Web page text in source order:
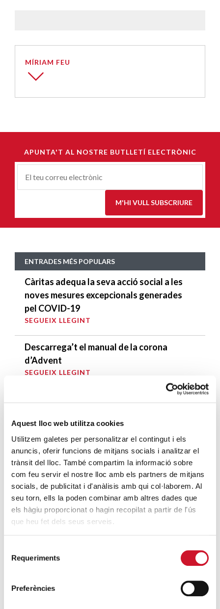
Aquest lloc web utilitza cookies
Utilitzem galetes per personalitzar el contingut i els
anuncis, oferir funcions de mitjans socials i analitzar el
trànsit del lloc. També compartim la informació sobre
com feu servir el nostre lloc amb els partners de mitjans
socials, de publicitat i d'anàlisis amb qui col·laborem. Al
seu torn, ells la poden combinar amb altres dades que
els hàgiu proporcionat o hagin recopilat a partir de l'ús
que heu fet dels seus serveis.
Requeriments
Preferències
MÍRIAM FEU
APUNTA'T AL NOSTRE BUTLLETÍ ELECTRÒNIC
Correu-
M'HI VULL SUBSCRIURE
ENTRADES MÉS POPULARS
Càritas adequa la seva acció social a les
noves mesures excepcionals generades
pel COVID-19
SEGUEIX LLEGINT
Descarrega’t el manual de la corona
d’Advent
SEGUEIX LLEGINT
Descarrega’t el «Qui és qui?, en el portal de
SEGUEIX LLEGINT
4 maneres d’ajudar durant el confinament
del COVID-19
SEGUEIX LLEGINT
ENTRADES RELACIONADES
social dins del mercat de treball»